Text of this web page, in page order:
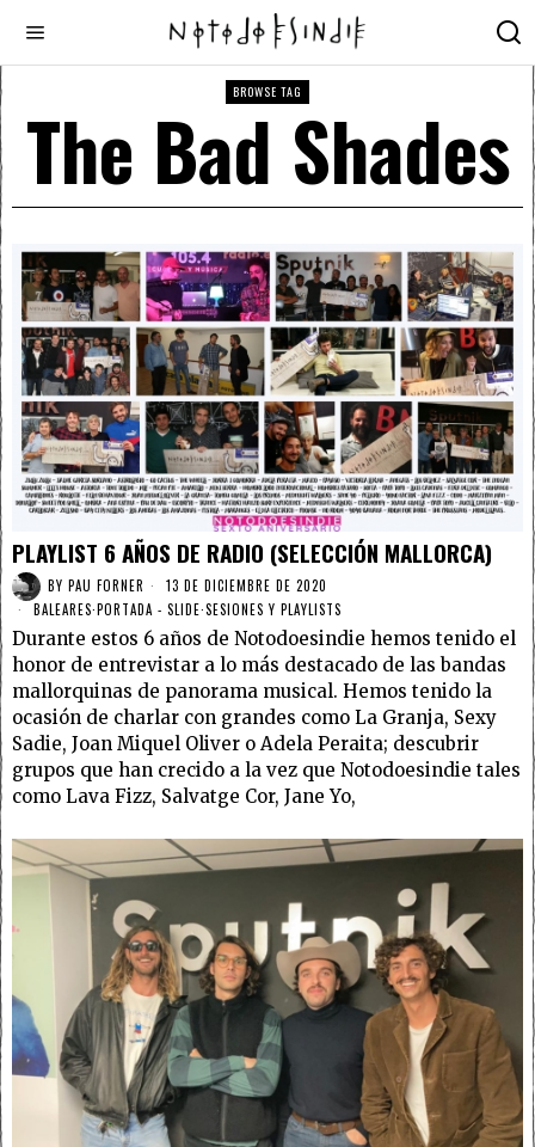
BROWSE TAG
The Bad Shades
PLAYLIST 6 AÑOS DE RADIO (SELECCIÓN MALLORCA)
BY PAU FORNER
13 DE DICIEMBRE DE 2020
BALEARES·PORTADA - SLIDE·SESIONES Y PLAYLISTS
Durante estos 6 años de Notodoesindie hemos tenido el
honor de entrevistar a lo más destacado de las bandas
mallorquinas de panorama musical. Hemos tenido la
ocasión de charlar con grandes como La Granja, Sexy
Sadie, Joan Miquel Oliver o Adela Peraita; descubrir
grupos que han crecido a la vez que Notodoesindie tales
como Lava Fizz, Salvatge Cor, Jane Yo,